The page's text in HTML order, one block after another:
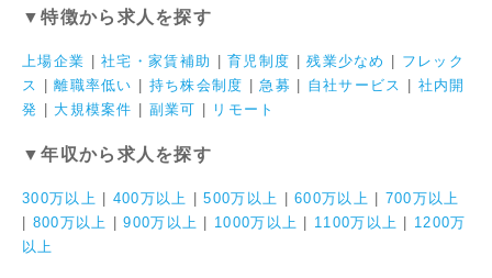
▼特徴から求人を探す
上場企業 |社宅・家賃補助 |育児制度 |残業少なめ
フレック
ス
|離職率低い 持ち株会制度 |急募 自社サービス
社内開
発
大規模案件 副業可 リモート
▼年収から求人を探す
300万以上 400万以上 |500万以上 |600万以上
700万以上
800万以上 |900万以上 1000万以上 1100万以上
1200万
以上